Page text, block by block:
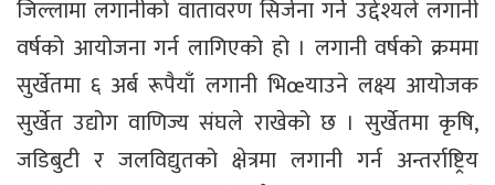
जिल्लामा लगानीको वातावरण सिर्जना गर्ने उद्देश्यले लगानी
वर्षको आयोजना गर्न लागिएको हो । लगानी वर्षको क्रममा
सुर्खेतमा ६ अर्ब रूपैयाँ लगानी भिœयाउने लक्ष्य आयोजक
सुर्खेत उद्योग वाणिज्य संघले राखेको छ । सुर्खेतमा कृषि,
जडिबुटी र जलविद्युतको क्षेत्रमा लगानी गर्न अन्तर्राष्ट्रिय